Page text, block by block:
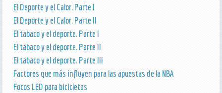
El Deporte y el Calor. Parte I
El Deporte y el Calor. Parte II
El tabaco y el deporte. Parte I
El tabaco y el deporte. Parte II
El tabaco y el deporte. Parte III
Factores que más influyen para las apuestas de la NBA
Focos LED para bicicletas